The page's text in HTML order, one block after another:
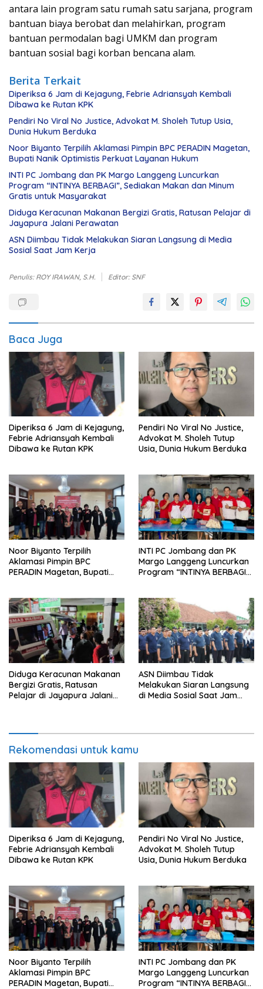
antara lain program satu rumah satu sarjana, program
bantuan biaya berobat dan melahirkan, program
bantuan permodalan bagi UMKM dan program
bantuan sosial bagi korban bencana alam.
Berita Terkait
Diperiksa 6 Jam di Kejagung, Febrie Adriansyah Kembali
Dibawa ke Rutan KPK
Pendiri No Viral No Justice, Advokat M. Sholeh Tutup Usia,
Dunia Hukum Berduka
Noor Biyanto Terpilih Aklamasi Pimpin BPC PERADIN Magetan,
Bupati Nanik Optimistis Perkuat Layanan Hukum
INTI PC Jombang dan PK Margo Langgeng Luncurkan
Program “INTINYA BERBAGI”, Sediakan Makan dan Minum
Gratis untuk Masyarakat
Diduga Keracunan Makanan Bergizi Gratis, Ratusan Pelajar di
Jayapura Jalani Perawatan
ASN Diimbau Tidak Melakukan Siaran Langsung di Media
Sosial Saat Jam Kerja
Penulis: ROY IRAWAN, S.H. Editor: SNF
Baca Juga
Diperiksa 6 Jam di Kejagung,
Febrie Adriansyah Kembali
Dibawa ke Rutan KPK
Pendiri No Viral No Justice,
Advokat M. Sholeh Tutup
Usia, Dunia Hukum Berduka
Noor Biyanto Terpilih
Aklamasi Pimpin BPC
PERADIN Magetan, Bupati
INTI PC Jombang dan PK
Margo Langgeng Luncurkan
Program “INTINYA BERBAGI”,
Diduga Keracunan Makanan
Bergizi Gratis, Ratusan
Pelajar di Jayapura Jalani
ASN Diimbau Tidak
Melakukan Siaran Langsung
di Media Sosial Saat Jam
Rekomendasi untuk kamu
Diperiksa 6 Jam di Kejagung,
Febrie Adriansyah Kembali
Dibawa ke Rutan KPK
Pendiri No Viral No Justice,
Advokat M. Sholeh Tutup
Usia, Dunia Hukum Berduka
Noor Biyanto Terpilih
Aklamasi Pimpin BPC
PERADIN Magetan, Bupati
INTI PC Jombang dan PK
Margo Langgeng Luncurkan
Program “INTINYA BERBAGI”,